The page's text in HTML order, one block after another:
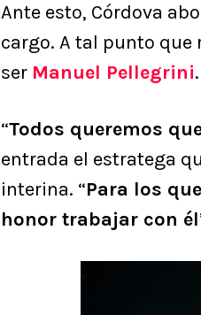
Ante esto, Córdova
cargo. A tal punto que
ser Manuel Pellegrini.
“Todos queremos
entrada el estratega
interina. “Para los
honor trabajar con él